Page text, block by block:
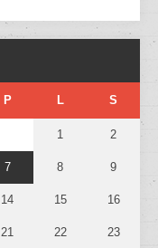
P L S
1 2
7 8 9
14 15 16
21 22 23